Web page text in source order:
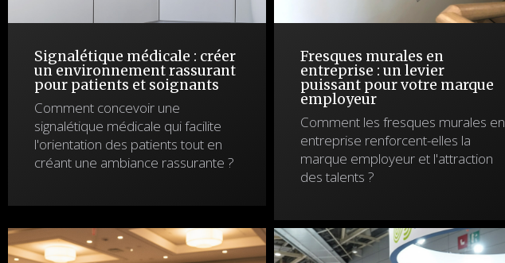
Signalétique médicale : créer
un environnement rassurant
pour patients et soignants
Comment concevoir une
signalétique médicale qui facilite
l'orientation des patients tout en
créant une ambiance rassurante ?
Fresques murales en
entreprise : un levier
puissant pour votre marque
employeur
Comment les fresques murales en
entreprise renforcent-elles la
marque employeur et l'attraction
des talents ?